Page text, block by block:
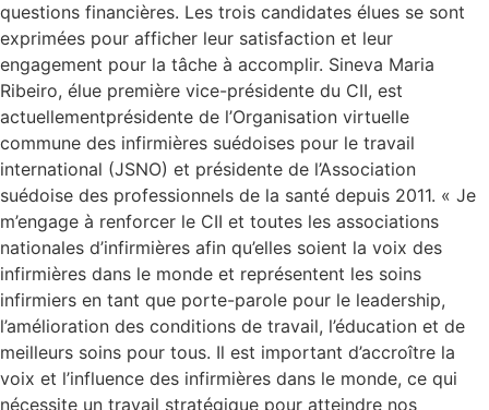
questions financières. Les trois candidates élues se sont
exprimées pour afficher leur satisfaction et leur
engagement pour la tâche à accomplir. Sineva Maria
Ribeiro, élue première vice-présidente du CII, est
actuellementprésidente de l’Organisation virtuelle
commune des infirmières suédoises pour le travail
international (JSNO) et présidente de l’Association
suédoise des professionnels de la santé depuis 2011. « Je
m’engage à renforcer le CII et toutes les associations
nationales d’infirmières afin qu’elles soient la voix des
infirmières dans le monde et représentent les soins
infirmiers en tant que porte-parole pour le leadership,
l’amélioration des conditions de travail, l’éducation et de
meilleurs soins pour tous. Il est important d’accroître la
voix et l’influence des infirmières dans le monde, ce qui
nécessite un travail stratégique pour atteindre nos